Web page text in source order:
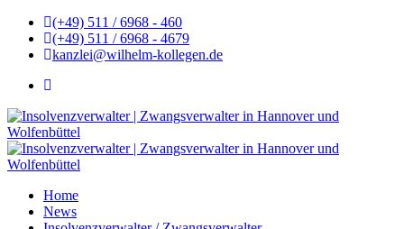
(+49) 511 / 6968 - 460
(+49) 511 / 6968 - 4679
kanzlei@wilhelm-kollegen.de
Home
News